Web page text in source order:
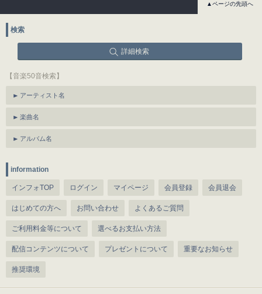
▲ページの先頭へ
検索
詳細検索
【音楽50音検索】
アーティスト名
楽曲名
アルバム名
information
インフォTOP ログイン マイページ 会員登録 会員退会
はじめての方へ お問い合わせ よくあるご質問
ご利用料金等について 選べるお支払い方法
配信コンテンツについて プレゼントについて 重要なお知らせ
推奨環境